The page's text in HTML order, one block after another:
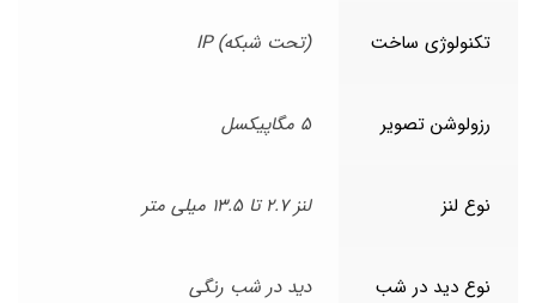
تکنولوژی ساخت (تحت شبکه) IP
رزولوشن تصویر 5 مگاپیکسل
نوع لنز لنز 2.7 تا 13.5 میلی متر
نوع دید در شب دید در شب رنگی